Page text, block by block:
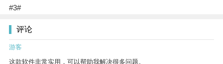
#3#
评论
游客
这款软件非常实用，可以帮助我解决很多问题。